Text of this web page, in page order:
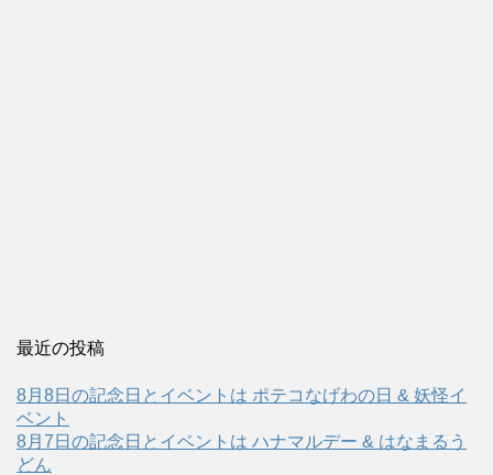
最近の投稿
8月8日の記念日とイベントは ポテコなげわの日 & 妖怪イ
ベント
8月7日の記念日とイベントは ハナマルデー & はなまるう
どん